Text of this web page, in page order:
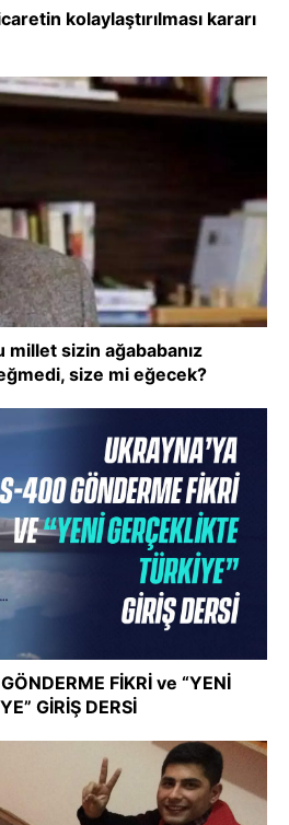
kolaylaştırılması kararı
millet sizin ağababanız
size mi eğecek?
FİKRİ ve “YENİ
GİRİŞ DERSİ